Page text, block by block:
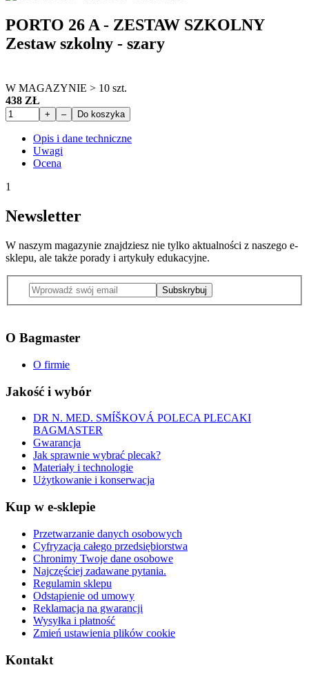
PORTO 26 A - ZESTAW SZKOLNY
Zestaw szkolny - szary
W MAGAZYNIE > 10 szt.
438 ZŁ
+ – Do koszyka
Opis i dane techniczne
Uwagi
Ocena
1
Newsletter
W naszym magazynie znajdziesz nie tylko aktualności z naszego e-
sklepu, ale także porady i artykuły edukacyjne.
Subskrybuj
O Bagmaster
O firmie
Jakość i wybór
DR N. MED. SMÍŠKOVÁ POLECA PLECAKI
BAGMASTER
Gwarancja
Jak sprawnie wybrać plecak?
Materiały i technologie
Użytkowanie i konserwacja
Kup w e-sklepie
Przetwarzanie danych osobowych
Cyfryzacja całego przedsiębiorstwa
Chronimy Twoje dane osobowe
Najczęściej zadawane pytania.
Regulamin sklepu
Odstąpienie od umowy
Reklamacja na gwarancji
Wysyłka i płatność
Zmień ustawienia plików cookie
Kontakt